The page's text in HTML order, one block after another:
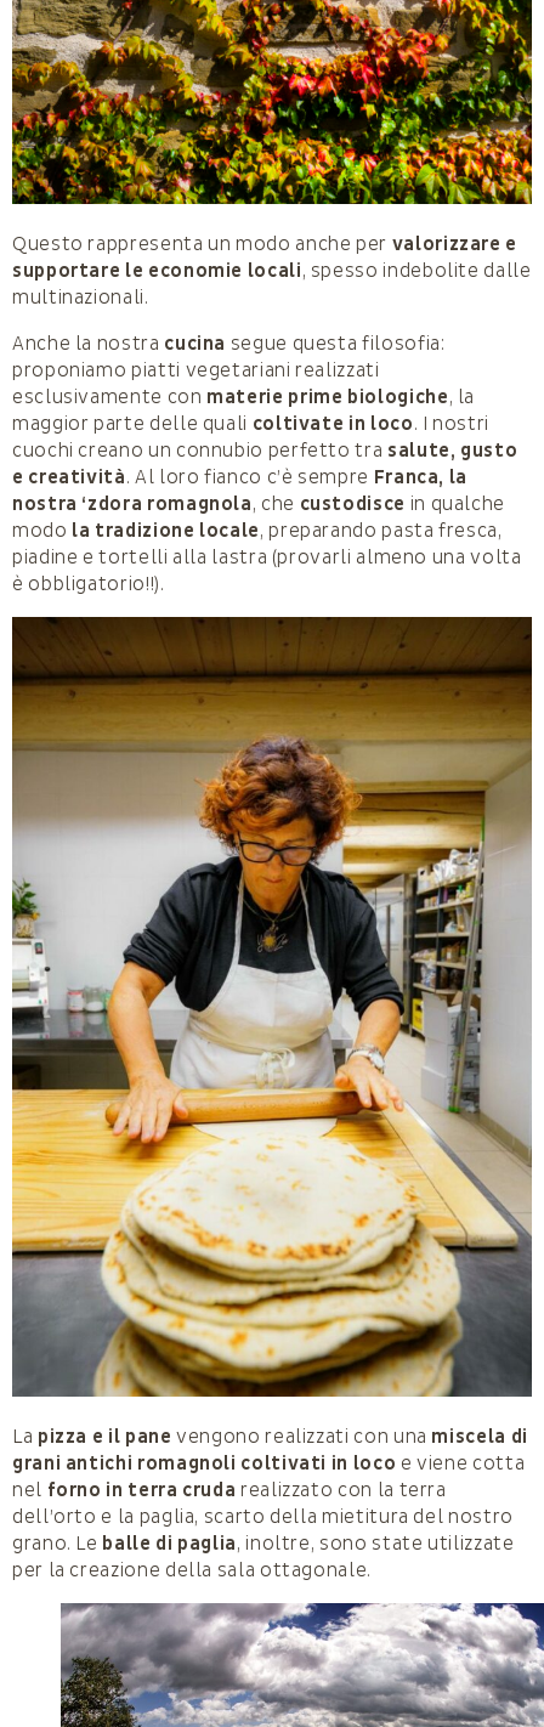
Questo rappresenta un modo anche per valorizzare e
supportare le economie locali, spesso indebolite dalle
multinazionali.
Anche la nostra cucina segue questa filosofia:
proponiamo piatti vegetariani realizzati
esclusivamente con materie prime biologiche, la
maggior parte delle quali coltivate in loco. I nostri
cuochi creano un connubio perfetto tra salute, gusto
e creatività. Al loro fianco c’è sempre Franca, la
nostra ‘zdora romagnola, che custodisce in qualche
modo la tradizione locale, preparando pasta fresca,
piadine e tortelli alla lastra (provarli almeno una volta
è obbligatorio!!).
La pizza e il pane vengono realizzati con una miscela di
grani antichi romagnoli coltivati in loco e viene cotta
nel forno in terra cruda realizzato con la terra
dell’orto e la paglia, scarto della mietitura del nostro
grano. Le balle di paglia, inoltre, sono state utilizzate
per la creazione della sala ottagonale.